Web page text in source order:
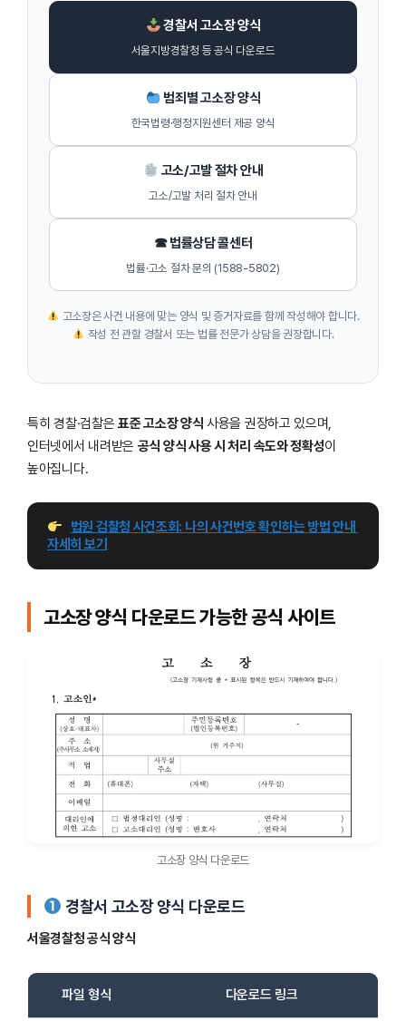
경찰서 고소장 양식
서울지방경찰청 등 공식 다운로드
범죄별 고소장 양식
한국법령·행정지원센터 제공 양식
고소/고발 절차 안내
고소/고발 처리 절차 안내
☎ 법률상담 콜센터
법률·고소 절차 문의 (1588-5802)
고소장은 사건 내용에 맞는 양식 및 증거자료를 함께 작성해야 합니다.
작성 전 관할 경찰서 또는 법률 전문가 상담을 권장합니다.
특히 경찰·검찰은 표준 고소장 양식 사용을 권장하고 있으며,
인터넷에서 내려받은 공식 양식 사용 시 처리 속도와 정확성이
높아집니다.
법원 검찰청 사건조회: 나의 사건번호 확인하는 방법 안내
자세히 보기
고소장 양식 다운로드 가능한 공식 사이트
고소장 양식 다운로드
경찰서 고소장 양식 다운로드
서울경찰청 공식 양식
파일 형식 다운로드 링크